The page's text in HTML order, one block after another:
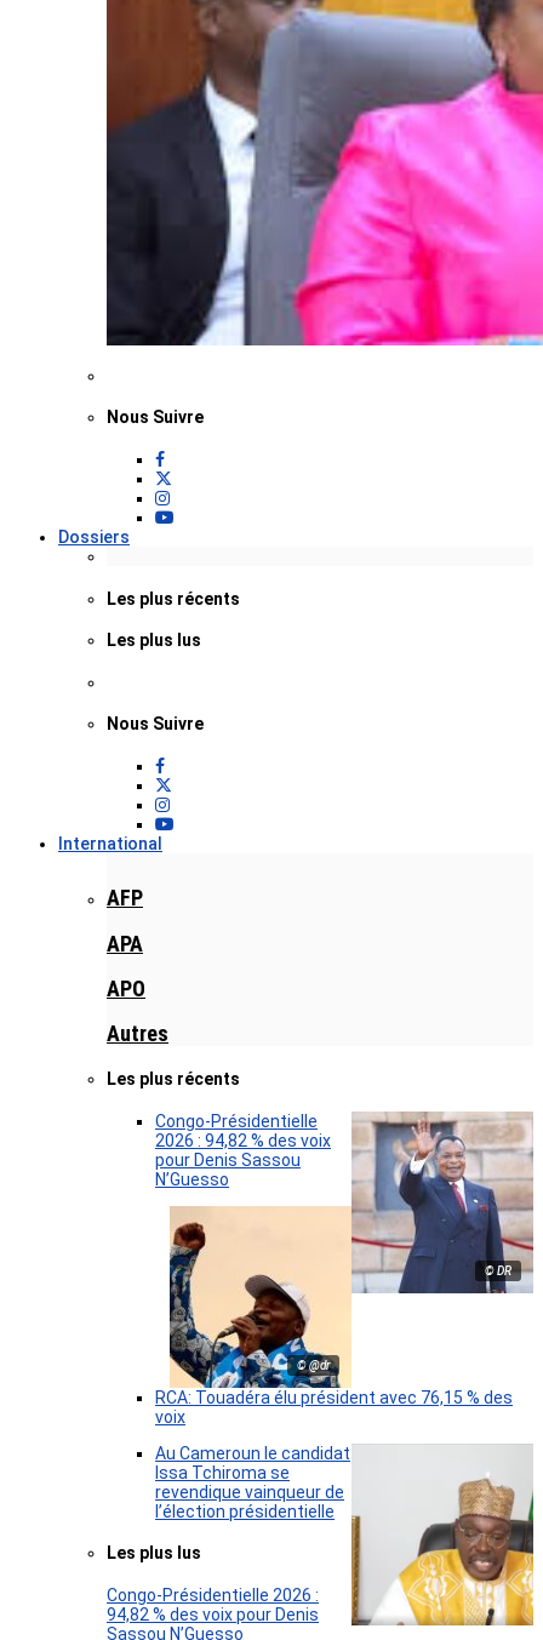
Nous Suivre
Dossiers
Les plus récents
Les plus lus
Nous Suivre
International
AFP
APA
APO
Autres
Les plus récents
© DR
Congo-Présidentielle
2026 : 94,82 % des voix
pour Denis Sassou
N’Guesso
© @dr
RCA: Touadéra élu président avec 76,15 % des
voix
Au Cameroun le candidat
Issa Tchiroma se
revendique vainqueur de
l’élection présidentielle
Les plus lus
Congo-Présidentielle 2026 :
94,82 % des voix pour Denis
Sassou N’Guesso